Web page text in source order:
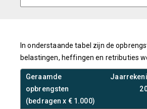
In onderstaande tabel zijn de
belastingen, heffingen en retributies
Geraamde
opbrengsten
(bedragen x € 1.000)